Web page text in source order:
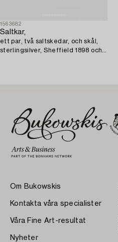
1563682
Saltkar,
ett par, två saltskedar, och skål,
sterlingsilver, Sheffield 1898 och
Om Bukowskis
Kontakta våra specialister
Våra Fine Art-resultat
Nyheter